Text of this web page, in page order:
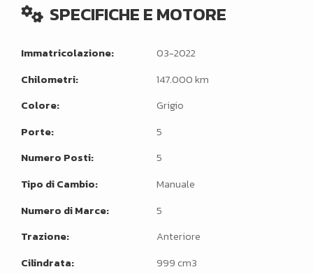
SPECIFICHE E MOTORE
Immatricolazione:
03-2022
Chilometri:
147.000 km
Colore:
Grigio
Porte:
5
Numero Posti:
5
Tipo di Cambio:
Manuale
Numero di Marce:
5
Trazione:
Anteriore
Cilindrata:
999 cm3